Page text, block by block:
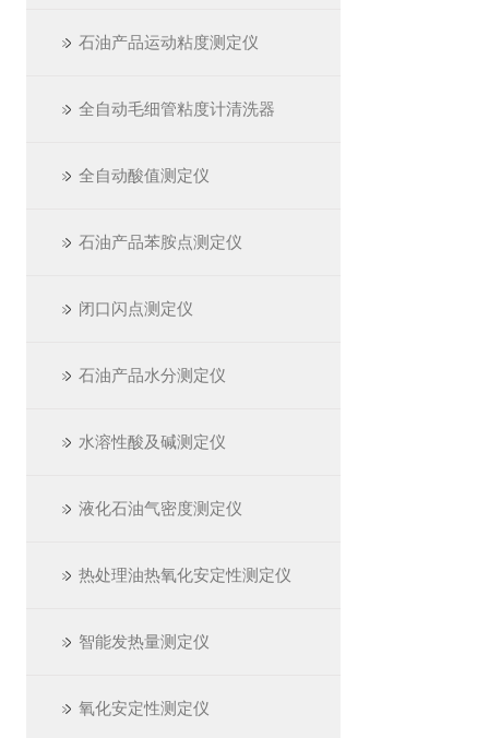
石油产品运动粘度测定仪
全自动毛细管粘度计清洗器
全自动酸值测定仪
石油产品苯胺点测定仪
闭口闪点测定仪
石油产品水分测定仪
水溶性酸及碱测定仪
液化石油气密度测定仪
热处理油热氧化安定性测定仪
智能发热量测定仪
氧化安定性测定仪